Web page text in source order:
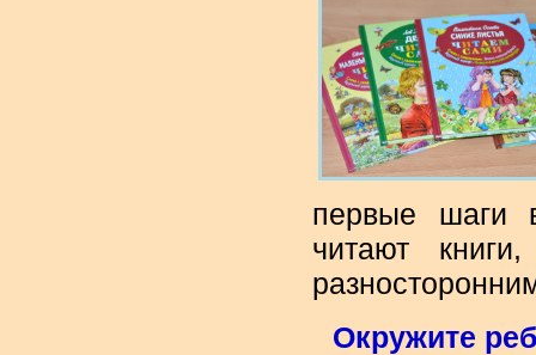
первые шаги
читают
Окружите